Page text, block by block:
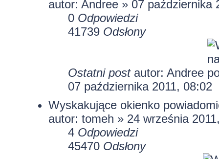
autor: Andree » 07 października
0 Odpowiedzi
41739 Odsłony
Ostatni post autor: Andree
07 października 2011, 08:02
Wyskakujące okienko
autor: tomeh » 24 września
4 Odpowiedzi
45470 Odsłony